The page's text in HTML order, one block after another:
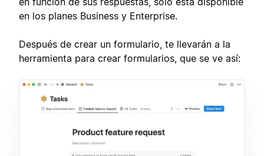
en los planes Business y Enterprise.
Después de crear un formulario, te llevarán a la
herramienta para crear formularios, que se ve así: